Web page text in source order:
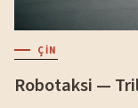
ÇIN
Robotaksi —